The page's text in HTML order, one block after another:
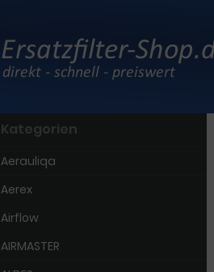
Kategorien
Aerauliqa
Aerex
Airflow
AIRMASTER